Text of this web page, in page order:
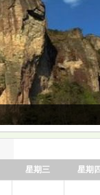
星期三 星期四